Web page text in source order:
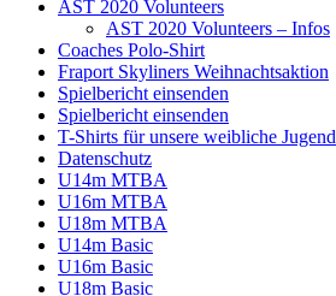
AST 2020 Volunteers
AST 2020 Volunteers – Infos
Coaches Polo-Shirt
Fraport Skyliners Weihnachtsaktion
Spielbericht einsenden
Spielbericht einsenden
T-Shirts für unsere weibliche Jugend
Datenschutz
U14m MTBA
U16m MTBA
U18m MTBA
U14m Basic
U16m Basic
U18m Basic